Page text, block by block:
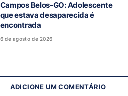
Campos Belos-GO: Adolescente
que estava desaparecida é
encontrada
6 de agosto de 2026
ADICIONE UM COMENTÁRIO